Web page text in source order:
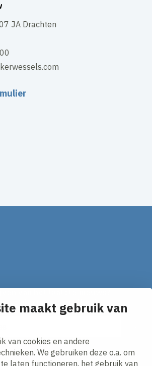
maakt gebruik van
van cookies en andere
We gebruiken deze o.a. om
laten functioneren, het gebruik van
JA Drachten
alerts in je mailbox!
hetprivacy statement.